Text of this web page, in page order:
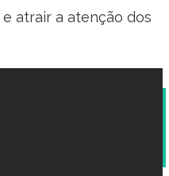
atrair a atenção dos